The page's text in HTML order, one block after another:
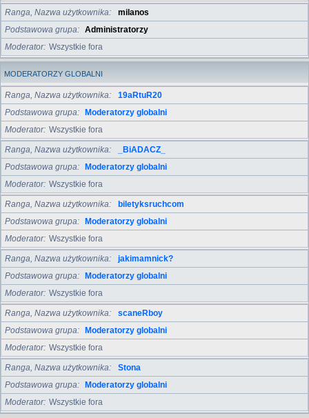
Ranga, Nazwa użytkownika
milanos
Podstawowa grupa
Administratorzy
Moderator Wszystkie fora
MODERATORZY GLOBALNI
Ranga, Nazwa użytkownika
19aRtuR20
Podstawowa grupa
Moderatorzy globalni
Moderator Wszystkie fora
Ranga, Nazwa użytkownika
_BiADACZ_
Podstawowa grupa
Moderatorzy globalni
Moderator Wszystkie fora
Ranga, Nazwa użytkownika
biletyksruchcom
Podstawowa grupa
Moderatorzy globalni
Moderator Wszystkie fora
Ranga, Nazwa użytkownika
jakimamnick?
Podstawowa grupa
Moderatorzy globalni
Moderator Wszystkie fora
Ranga, Nazwa użytkownika
scaneRboy
Podstawowa grupa
Moderatorzy globalni
Moderator Wszystkie fora
Ranga, Nazwa użytkownika
Stona
Podstawowa grupa
Moderatorzy globalni
Moderator Wszystkie fora